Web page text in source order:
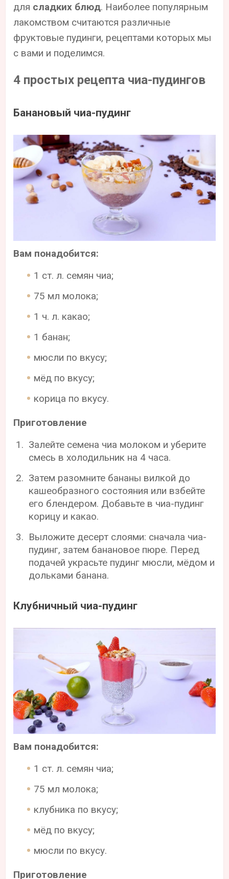
для сладких блюд. Наиболее популярным
лакомством считаются различные
фруктовые пудинги, рецептами которых мы
с вами и поделимся.
4 простых рецепта чиа-пудингов
Банановый чиа-пудинг
Вам понадобится:
1 ст. л. семян чиа;
75 мл молока;
1 ч. л. какао;
1 банан;
мюсли по вкусу;
мёд по вкусу;
корица по вкусу.
Приготовление
Залейте семена чиа молоком и уберите
смесь в холодильник на 4 часа.
Затем разомните бананы вилкой до
кашеобразного состояния или взбейте
его блендером. Добавьте в чиа-пудинг
корицу и какао.
Выложите десерт слоями: сначала чиа-
пудинг, затем банановое пюре. Перед
подачей украсьте пудинг мюсли, мёдом и
дольками банана.
Клубничный чиа-пудинг
Вам понадобится:
1 ст. л. семян чиа;
75 мл молока;
клубника по вкусу;
мёд по вкусу;
мюсли по вкусу.
Приготовление